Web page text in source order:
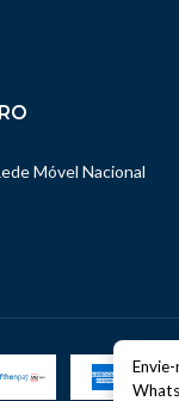
Móvel Nacional